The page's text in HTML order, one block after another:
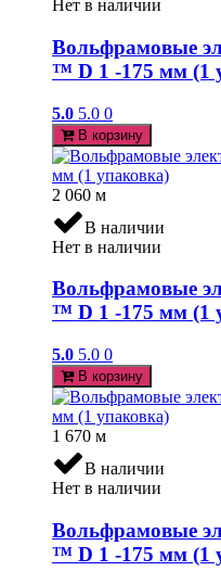
Нет в наличии
Вольфрамовые
™ D 1 -175 мм (1
5.0 5.0 0
В корзину
2 060 м
В наличии
Нет в наличии
Вольфрамовые
™ D 1 -175 мм (1
5.0 5.0 0
В корзину
1 670 м
В наличии
Нет в наличии
Вольфрамовые
™ D 1 -175 мм (1